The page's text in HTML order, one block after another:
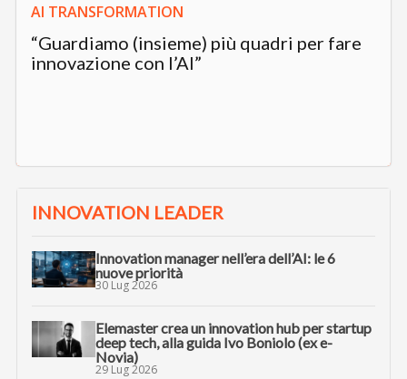
AI TRANSFORMATION
“Guardiamo (insieme) più quadri per fare
innovazione con l’AI”
INNOVATION LEADER
Innovation manager nell’era dell’AI: le 6
nuove priorità
30 Lug 2026
Elemaster crea un innovation hub per startup
deep tech, alla guida Ivo Boniolo (ex e-
Novia)
29 Lug 2026